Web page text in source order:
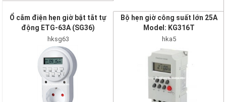
Ổ cắm điện hẹn giờ bật tắt tự
động ETG-63A (SG36)
hksg63
Bộ hẹn giờ công suất lớn 25A
Model: KG316T
hka5